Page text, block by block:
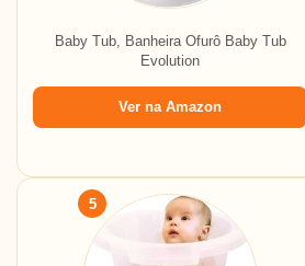
Baby Tub, Banheira Ofurô Baby Tub
Evolution
Ver na Amazon
5